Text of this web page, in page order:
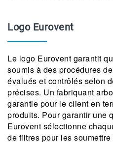
Logo Eurovent
Le logo Eurovent garantit
soumis à des procédures
évalués et contrôlés selon
précises. Un fabriquant
garantie pour le client en
produits. Pour garantir une
Eurovent sélectionne
de filtres pour les